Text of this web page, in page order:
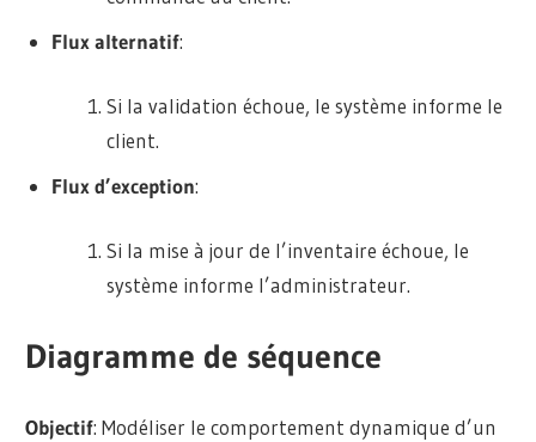
Flux alternatif:
Si la validation échoue, le système informe le
client.
Flux d’exception:
Si la mise à jour de l’inventaire échoue, le
système informe l’administrateur.
Diagramme de séquence
Objectif: Modéliser le comportement dynamique d’un